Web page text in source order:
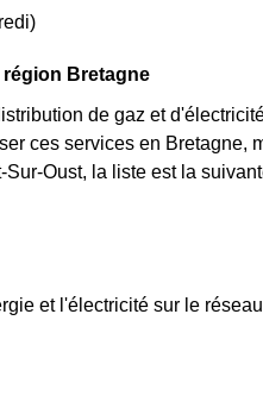
Bretagne
de gaz et
ces services en Bretagne,
Oust, la liste est la
et l'électricité sur le